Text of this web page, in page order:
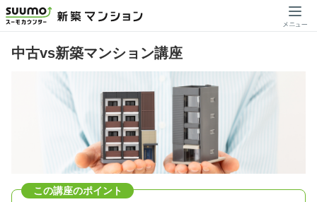
中古vs新築マンション講座
この講座のポイント